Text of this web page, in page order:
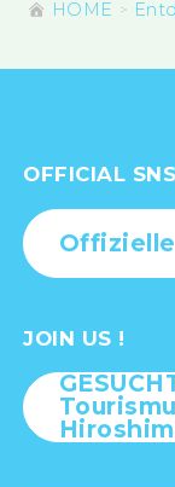
HOME
OFFICIAL SNS
JOIN US !